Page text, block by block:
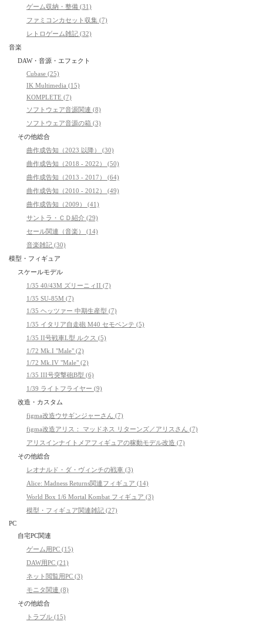
ゲーム収納・整備 (31)
ファミコンカセット収集 (7)
レトロゲーム雑記 (32)
音楽
DAW・音源・エフェクト
Cubase (25)
IK Multimedia (15)
KOMPLETE (7)
ソフトウェア音源関連 (8)
ソフトウェア音源の箱 (3)
その他総合
曲作成告知（2023 以降） (30)
曲作成告知（2018 - 2022） (50)
曲作成告知（2013 - 2017） (64)
曲作成告知（2010 - 2012） (49)
曲作成告知（2009） (41)
サントラ・ＣＤ紹介 (29)
セール関連（音楽） (14)
音楽雑記 (30)
模型・フィギュア
スケールモデル
1/35 40/43M ズリーニィII (7)
1/35 SU-85M (7)
1/35 ヘッツァー 中期生産型 (7)
1/35 イタリア自走砲 M40 セモベンテ (5)
1/35 II号戦車L型 ルクス (5)
1/72 Mk.I "Male" (2)
1/72 Mk.IV "Male" (2)
1/35 III号突撃砲B型 (6)
1/39 ライトフライヤー (9)
改造・カスタム
figma改造ウサギンジャーさん (7)
figma改造アリス： マッドネス リターンズ／アリスさん (7)
アリスインナイトメアフィギュアの稼動モデル改造 (7)
その他総合
レオナルド・ダ・ヴィンチの戦車 (3)
Alice: Madness Returns関連フィギュア (14)
World Box 1/6 Mortal Kombat フィギュア (3)
模型・フィギュア関連雑記 (27)
PC
自宅PC関連
ゲーム用PC (15)
DAW用PC (21)
ネット閲覧用PC (3)
モニタ関連 (8)
その他総合
トラブル (15)